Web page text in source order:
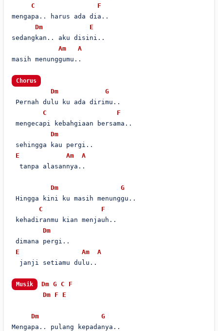
C
F
mengapa.. harus ada dia..
Dm
E
sedangkan.. aku disini..
Am
A
masih menunggumu..
Chorus
Dm
G
Pernah dulu ku ada dirimu..
C
F
mengecapi kebahgiaan bersama..
Dm
sehingga kau pergi..
E
Am
A
  tanpa alasannya..
Dm
G
Hingga kini ku masih menunggu..
C
F
kehadiranmu kian menjauh..
Dm
dimana pergi..
E
Am
A
  janji setiamu dulu..
Musik Dm G C
F
Dm
F E
Dm
G
Mengapa.. pulang kepadanya..